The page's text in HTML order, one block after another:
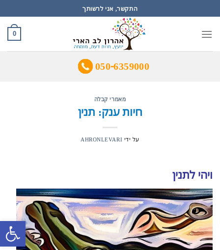
פתח
to
content
התקשר, אני לרשותך
0
050-6359000
מאמרי קבלה
חיות ענק: תנין
על ידי AHRONLEVARI
ויהי לתנין